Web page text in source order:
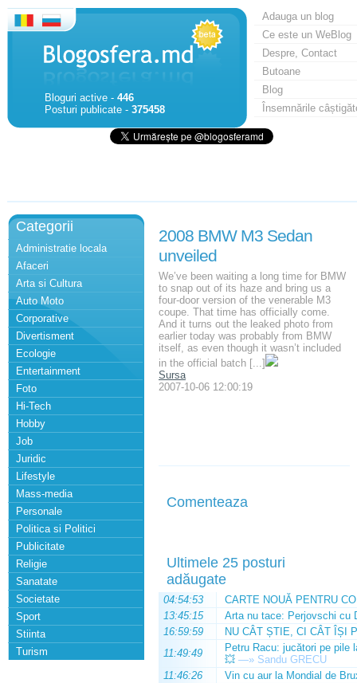
Bloguri active - 446
Posturi publicate - 375458
Adauga un blog
Ce este un WeBlog
Despre, Contact
Butoane
Blog
Însemnările
Categorii
Administratie locala
Afaceri
Arta si Cultura
Auto Moto
Corporative
Divertisment
Ecologie
Entertainment
Foto
Hi-Tech
Hobby
Job
Juridic
Lifestyle
Mass-media
Personale
Politica si Politici
Publicitate
Religie
Sanatate
Societate
Sport
Stiinta
Turism
2008 BMW M3 Sedan
unveiled
We’ve been waiting a long time for BMW
to snap out of its haze and bring us a
four-door version of the venerable M3
coupe. That time has officially come.
And it turns out the leaked photo from
earlier today was probably from BMW
itself, as even though it wasn’t included
in the official batch [...]
Sursa
2007-10-06 12:00:19
Comenteaza
Ultimele 25 posturi
adăugate
04:54:53
CARTE NOUĂ PENTRU
13:45:15
Arta nu tace: Perjovschi cu
16:59:59
NU CÂT ȘTIE, CI CÂT ÎȘI
11:49:49
Petru Racu: jucători pe pile
💥 —» Sandu GRECU
11:46:26
Vin cu aur la Mondial de